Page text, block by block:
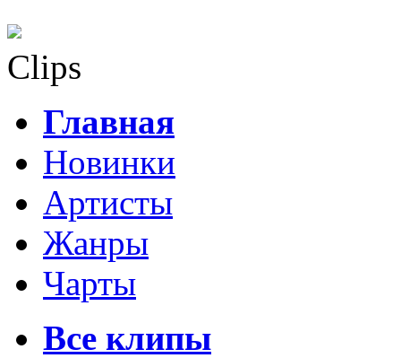
Clips
Главная
Новинки
Артисты
Жанры
Чарты
Все клипы